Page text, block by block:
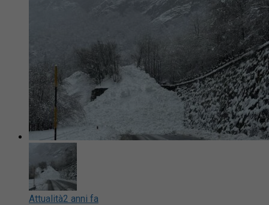
Attualità2 anni fa